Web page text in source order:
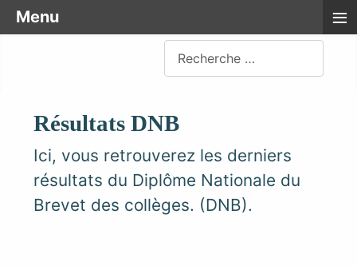
Rechercher
Résultats DNB
Ici, vous retrouverez les derniers
résultats du Diplôme Nationale du
Brevet des collèges. (DNB).
Menu ≡